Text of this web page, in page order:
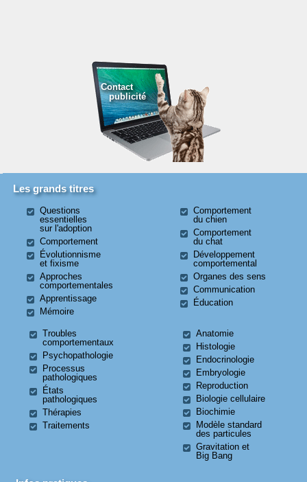
Contact
publicité
Les grands titres
Questions
essentielles
sur l'adoption
Comportement
Évolutionnisme
et fixisme
Approches
comportementales
Apprentissage
Mémoire
Comportement
du chien
Comportement
du chat
Développement
comportemental
Organes des sens
Communication
Éducation
Troubles
comportementaux
Psychopathologie
Processus
pathologiques
États
pathologiques
Thérapies
Traitements
Anatomie
Histologie
Endocrinologie
Embryologie
Reproduction
Biologie cellulaire
Biochimie
Modèle standard
des particules
Gravitation et
Big Bang